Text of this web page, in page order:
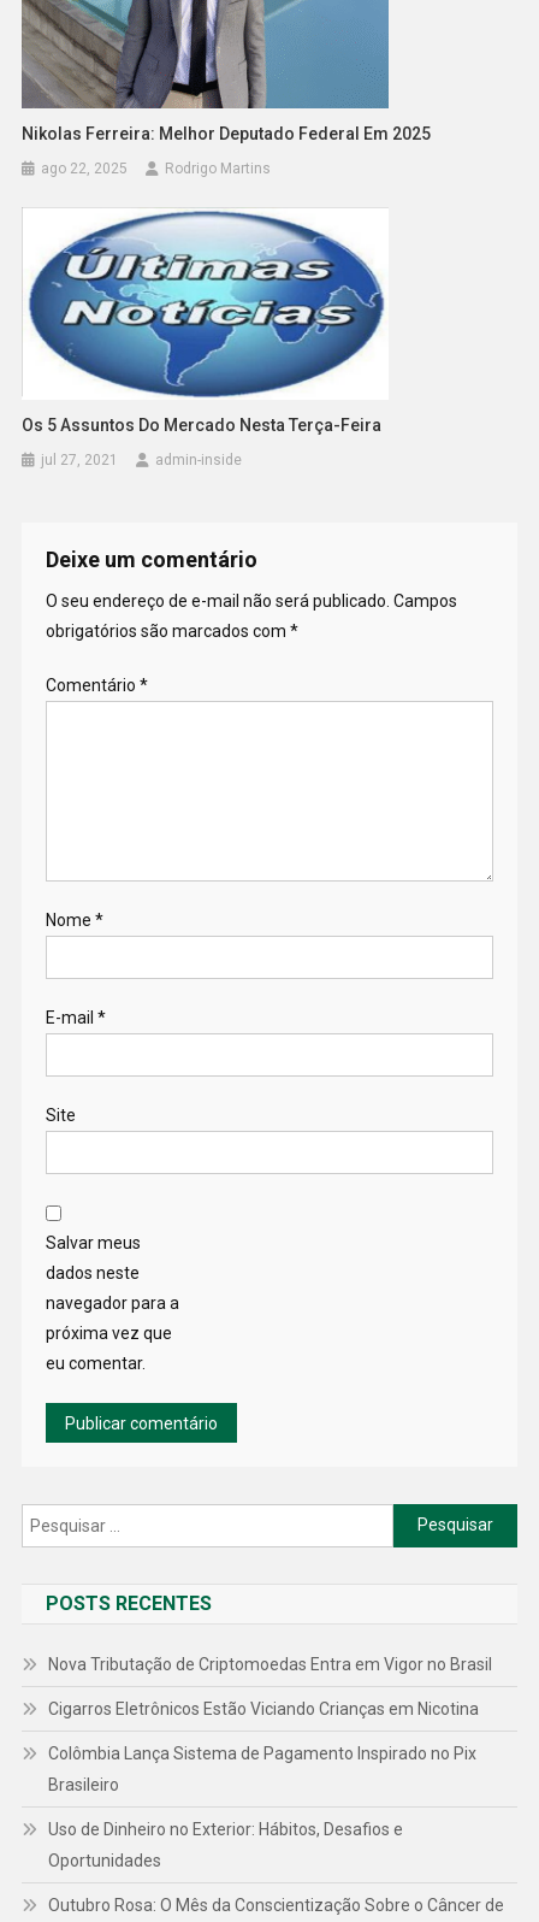
Nikolas Ferreira: Melhor Deputado Federal Em 2025
ago 22, 2025 Rodrigo Martins
Os 5 Assuntos Do Mercado Nesta Terça-Feira
jul 27, 2021 admin-inside
Deixe um comentário
O seu endereço de e-mail não será publicado. Campos
obrigatórios são marcados com *
Comentário *
Nome *
E-mail *
Site
Salvar meus
dados neste
navegador para a
próxima vez que
eu comentar.
Pesquisar
por:
POSTS RECENTES
Nova Tributação de Criptomoedas Entra em Vigor no Brasil
Cigarros Eletrônicos Estão Viciando Crianças em Nicotina
Colômbia Lança Sistema de Pagamento Inspirado no Pix
Brasileiro
Uso de Dinheiro no Exterior: Hábitos, Desafios e
Oportunidades
Outubro Rosa: O Mês da Conscientização Sobre o Câncer de